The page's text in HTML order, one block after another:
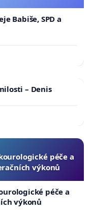
Babiše, SPD a
– Denis
péče a
výkonů
péče a
výkonů